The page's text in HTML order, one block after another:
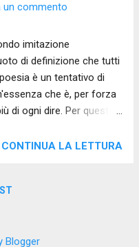
dunque, almeno nel
viaggio a ritroso, un
di cosa poi non
Quanto torniamo,
ritroviamo la parola-
suono che plasma la
un commento
imitazione
di definizione che tutti
è un tentativo di
che è, per forza
di ogni dire. Per questo,
sé stessi. Plagiarsi
di Fedro pubblica un
si muovono sempre
CONTINUA LA LETTURA
Blogger